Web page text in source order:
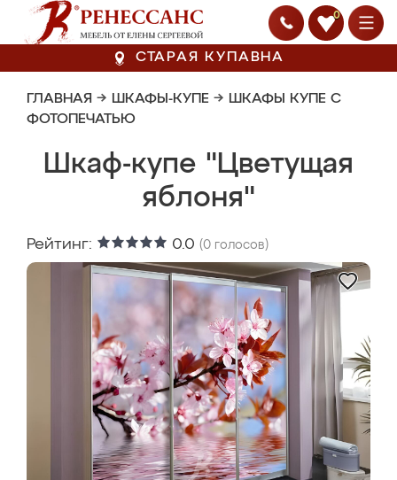
0
СТАРАЯ КУПАВНА
ГЛАВНАЯ → ШКАФЫ-КУПЕ → ШКАФЫ КУПЕ С
ФОТОПЕЧАТЬЮ
Шкаф-купе "Цветущая
яблоня"
Рейтинг: 0.0 (0 голосов)